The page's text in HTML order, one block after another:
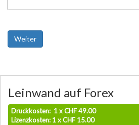
Weiter
Leinwand auf Forex
Druckkosten: 1 x CHF 49.00
Lizenzkosten: 1 x CHF 15.00